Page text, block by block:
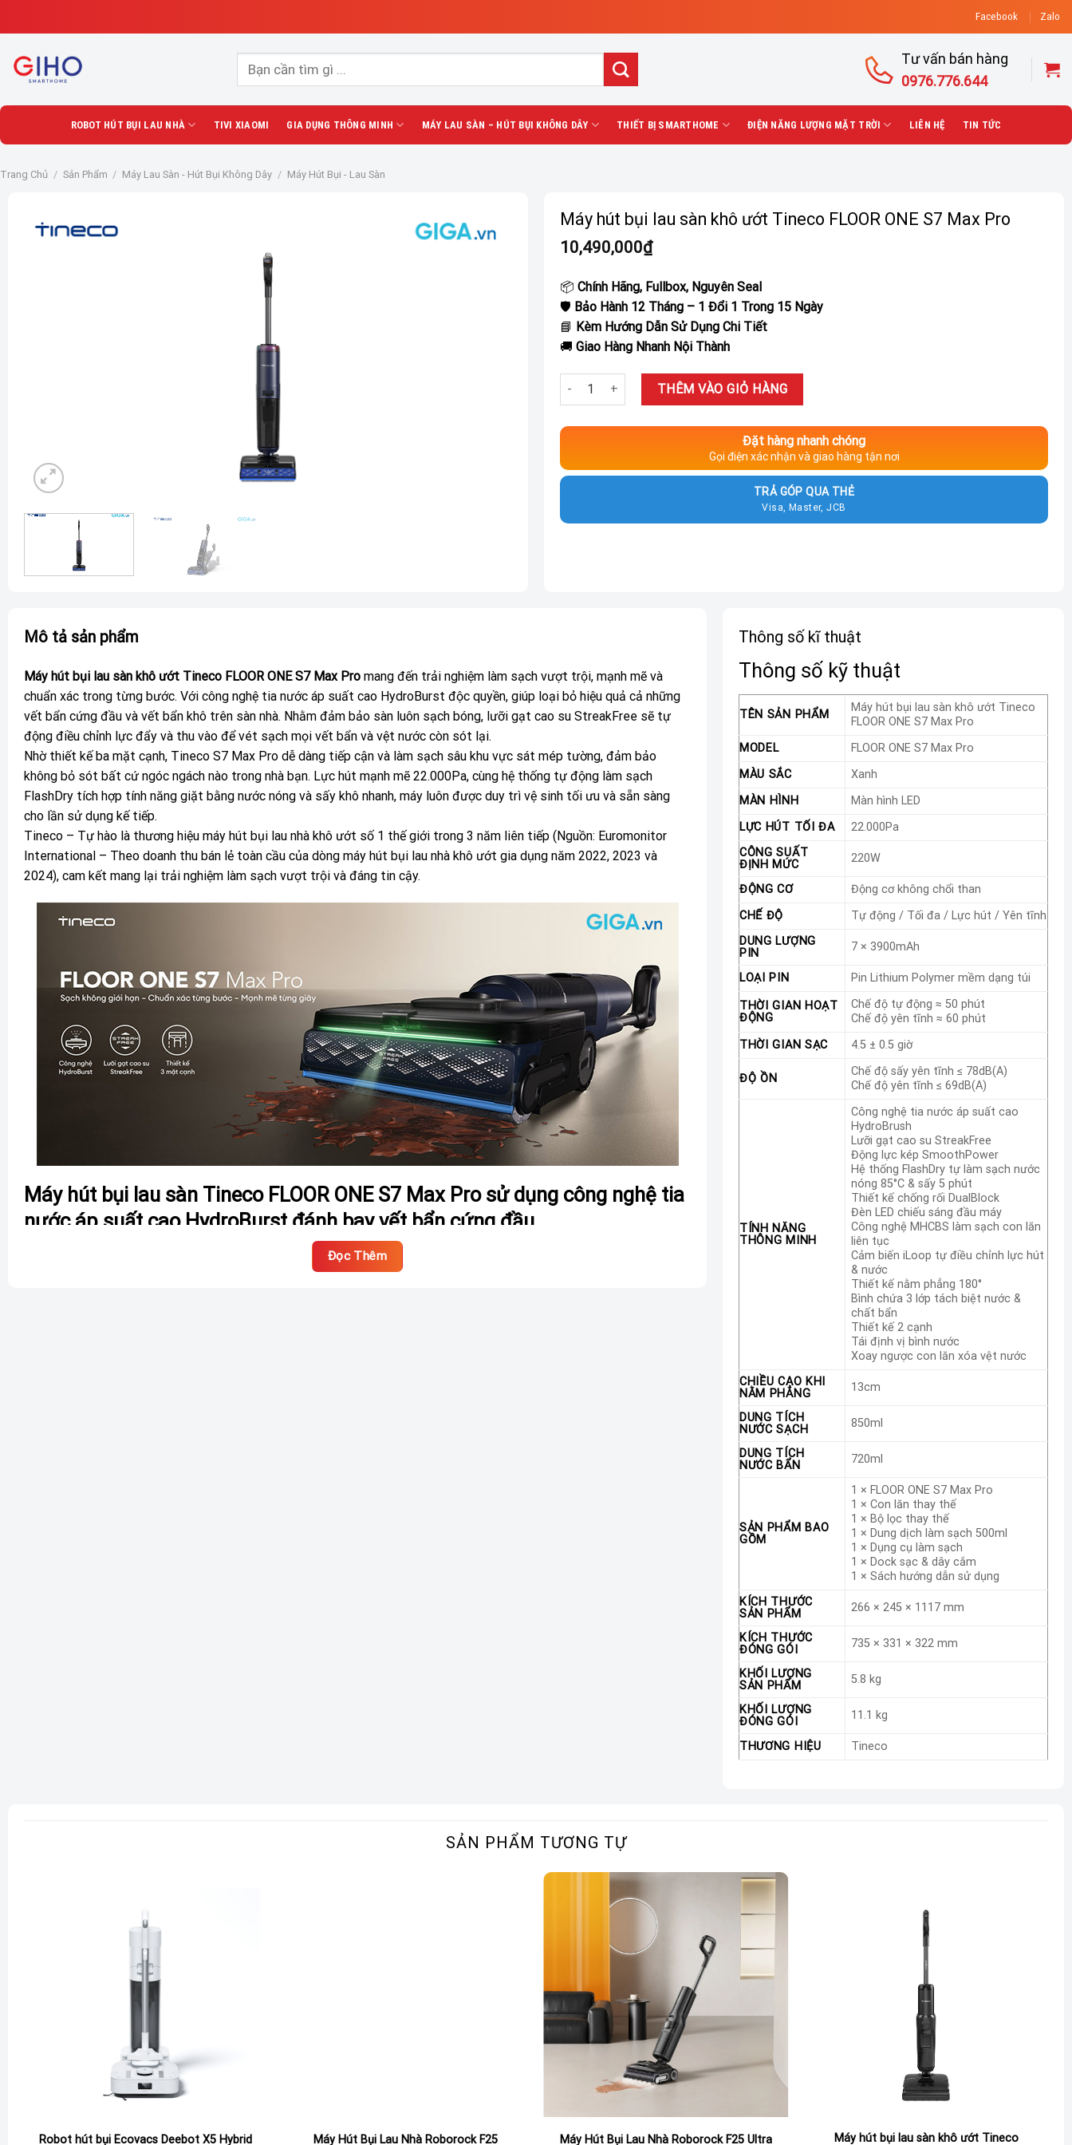
to
Facebook Zalo
Tìm
kiếm:
Tư vấn bán hàng
0976.776.644
ROBOT HÚT BỤI LAU NHÀ TIVI XIAOMI GIA DỤNG THÔNG MINH MÁY LAU SÀN – HÚT BỤI KHÔNG DÂY THIẾT BỊ SMARTHOME ĐIỆN NĂNG LƯỢNG MẶT TRỜI LIÊN HỆ TIN TỨC
Trang Chủ / Sản Phẩm / Máy Lau Sàn - Hút Bụi Không Dây / Máy Hút Bụi - Lau Sàn
Máy hút bụi lau sàn khô ướt Tineco FLOOR ONE S7 Max Pro
10,490,000₫
📦 Chính Hãng, Fullbox, Nguyên Seal
🛡️ Bảo Hành 12 Tháng – 1 Đổi 1 Trong 15 Ngày
📘 Kèm Hướng Dẫn Sử Dụng Chi Tiết
🚚 Giao Hàng Nhanh Nội Thành
Máy hút bụi lau sàn khô ướt Tineco FLOOR ONE S7 Max Pro số lượng
THÊM VÀO GIỎ HÀNG
Đặt hàng nhanh chóng
Gọi điện xác nhận và giao hàng tận nơi
TRẢ GÓP QUA THẺ
Visa, Master, JCB
Mô tả sản phẩm
Máy hút bụi lau sàn khô ướt Tineco FLOOR ONE S7 Max Promang đến trải nghiệm làm sạch vượt trội, mạnh mẽ và
chuẩn xác trong từng bước. Với công nghệ tia nước áp suất cao HydroBurst độc quyền, giúp loại bỏ hiệu quả cả những
vết bẩn cứng đầu và vết bẩn khô trên sàn nhà. Nhằm đảm bảo sàn luôn sạch bóng, lưỡi gạt cao su StreakFree sẽ tự
động điều chỉnh lực đẩy và thu vào để vét sạch mọi vết bẩn và vệt nước còn sót lại.
Nhờ thiết kế ba mặt cạnh, Tineco S7 Max Pro dễ dàng tiếp cận và làm sạch sâu khu vực sát mép tường, đảm bảo
không bỏ sót bất cứ ngóc ngách nào trong nhà bạn. Lực hút mạnh mẽ 22.000Pa, cùng hệ thống tự động làm sạch
FlashDry tích hợp tính năng giặt bằng nước nóng và sấy khô nhanh, máy luôn được duy trì vệ sinh tối ưu và sẵn sàng
cho lần sử dụng kế tiếp.
Tineco – Tự hào là thương hiệu máy hút bụi lau nhà khô ướt số 1 thế giới trong 3 năm liên tiếp (Nguồn: Euromonitor
International – Theo doanh thu bán lẻ toàn cầu của dòng máy hút bụi lau nhà khô ướt gia dụng năm 2022, 2023 và
2024), cam kết mang lại trải nghiệm làm sạch vượt trội và đáng tin cậy.
Máy hút bụi lau sàn Tineco FLOOR ONE S7 Max Pro sử dụng công nghệ tia
nước áp suất cao HydroBurst đánh bay vết bẩn cứng đầu
Tính năng đột phá của Tineco FLOOR ONE S7 Max Pro nằm ở công nghệ tia nước áp suất cao
chạm đơn giản, tia nước được phun ra với áp lực mạnh mẽ ngay lập tức. Sức mạnh này không chỉ giúp loại bỏ dễ dàng
chổi lăn. Công nghệ này sử dụng lưỡi cạo hai lớp hoạt động đồng bộ, giúp loại bỏ và ngăn chặn tóc rối ngay từ khi được
Công nghệ MHCBS làm sạch con lăn liên tục, duy trì hiệu suất vệ sinh tối ưu
Tineco S7 Max Pro được tích hợp công nghệ MHCBS độc đáo, đảm bảo con lăn luôn được làm sạch liên tục bằng nước
sạch trong suốt quá trình hoạt động, từ đó duy trì hiệu suất làm sạch mặt sàn một cách tối ưu. Quy trình vệ sinh
Giặt con lăn bằng nước sạch để làm ẩm và hòa tan vết bẩn.
Chà sạch con lăn với tốc độ quay mạnh mẽ, đạt đến 450 vòng/phút để đánh bật bụi bẩn và vết dơ bám dính.
Đọc Thêm
Thông số kĩ thuật
Thông số kỹ thuật
TÊN SẢN PHẨM
Máy hút bụi lau sàn khô ướt Tineco
FLOOR ONE S7 Max Pro
MODEL
FLOOR ONE S7 Max Pro
MÀU SẮC
Xanh
MÀN HÌNH
Màn hình LED
LỰC HÚT TỐI ĐA
22.000Pa
CÔNG SUẤT
ĐỊNH MỨC
220W
ĐỘNG CƠ
Động cơ không chổi than
CHẾ ĐỘ
Tự động / Tối đa / Lực hút / Yên tĩnh
DUNG LƯỢNG
PIN
7 × 3900mAh
LOẠI PIN Pin Lithium Polymer mềm dạng túi
THỜI GIAN HOẠT
ĐỘNG
Chế độ tự động ≈ 50 phút
Chế độ yên tĩnh ≈ 60 phút
THỜI GIAN SẠC
4.5 ± 0.5 giờ
ĐỘ ỒN
Chế độ sấy yên tĩnh ≤ 78dB(A)
Chế độ yên tĩnh ≤ 69dB(A)
TÍNH NĂNG
THÔNG MINH
Công nghệ tia nước áp suất cao
HydroBrush
Lưỡi gạt cao su StreakFree
Động lực kép SmoothPower
Hệ thống FlashDry tự làm sạch nước
nóng 85°C & sấy 5 phút
Thiết kế chống rối DualBlock
Đèn LED chiếu sáng đầu máy
Công nghệ MHCBS làm sạch con lăn
liên tục
Cảm biến iLoop tự điều chỉnh lực hút
& nước
Thiết kế nằm phẳng 180°
Bình chứa 3 lớp tách biệt nước &
chất bẩn
Thiết kế 2 cạnh
Tái định vị bình nước
Xoay ngược con lăn xóa vệt nước
CHIỀU CAO KHI
NẰM PHẲNG
13cm
DUNG TÍCH
NƯỚC SẠCH
850ml
DUNG TÍCH
NƯỚC BẨN
720ml
SẢN PHẨM BAO
GỒM
1 × FLOOR ONE S7 Max Pro
1 × Con lăn thay thế
1 × Bộ lọc thay thế
1 × Dung dịch làm sạch 500ml
1 × Dụng cụ làm sạch
1 × Dock sạc & dây cắm
1 × Sách hướng dẫn sử dụng
KÍCH THƯỚC
SẢN PHẨM
266 × 245 × 1117 mm
KÍCH THƯỚC
ĐÓNG GÓI
735 × 331 × 322 mm
KHỐI LƯỢNG
SẢN PHẨM
5.8 kg
KHỐI LƯỢNG
ĐÓNG GÓI
11.1 kg
THƯƠNG HIỆU Tineco
SẢN PHẨM TƯƠNG TỰ
Robot hút bụi Ecovacs Deebot X5 Hybrid Máy Hút Bụi Lau Nhà Roborock F25 Máy Hút Bụi Lau Nhà Roborock F25 Ultra
Máy hút bụi lau sàn khô ướt Tineco